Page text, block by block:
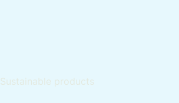
Sustainable products